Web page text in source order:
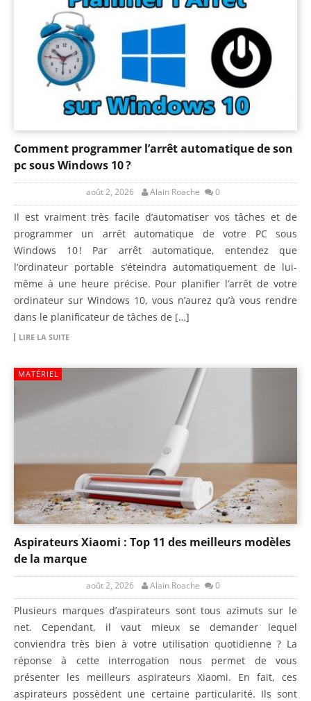
Comment programmer l’arrêt automatique de son
pc sous Windows 10 ?
août 2, 2026 Alain Roache 0
Il est vraiment très facile d’automatiser vos tâches et de
programmer un arrêt automatique de votre PC sous
Windows 10 ! Par arrêt automatique, entendez que
l’ordinateur portable s’éteindra automatiquement de lui-
même à une heure précise. Pour planifier l’arrêt de votre
ordinateur sur Windows 10, vous n’aurez qu’à vous rendre
dans le planificateur de tâches de […]
LIRE LA SUITE
MATÉRIEL
Aspirateurs Xiaomi : Top 11 des meilleurs modèles
de la marque
août 2, 2026 Alain Roache 0
Plusieurs marques d’aspirateurs sont tous azimuts sur le
net. Cependant, il vaut mieux se demander lequel
conviendra très bien à votre utilisation quotidienne ? La
réponse à cette interrogation nous permet de vous
présenter les meilleurs aspirateurs Xiaomi. En fait, ces
aspirateurs possèdent une certaine particularité. Ils sont